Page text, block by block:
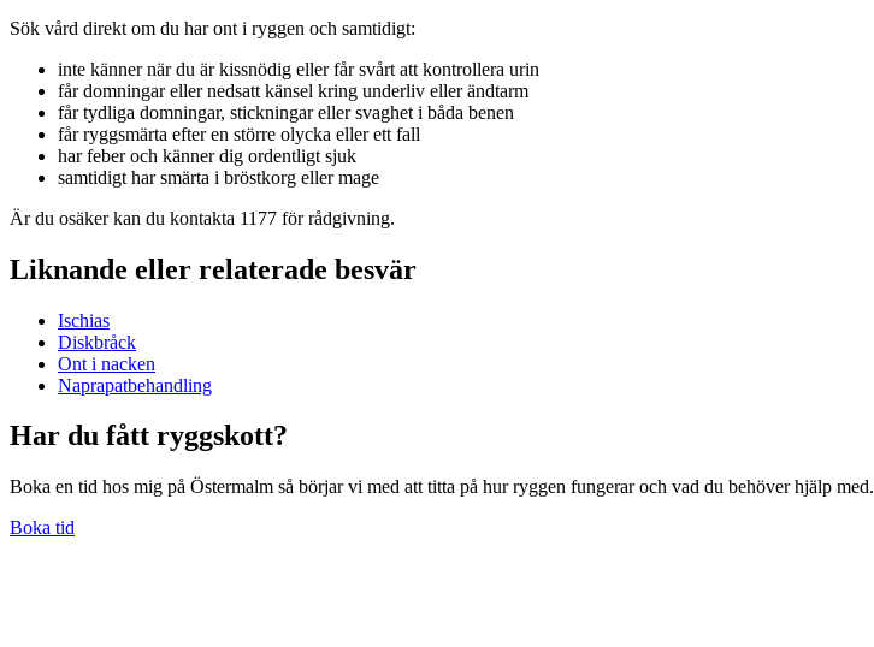
Sök vård direkt om du har ont i ryggen och samtidigt:
inte känner när du är kissnödig eller får svårt att kontrollera urin
får domningar eller nedsatt känsel kring underliv eller ändtarm
får tydliga domningar, stickningar eller svaghet i båda benen
får ryggsmärta efter en större olycka eller ett fall
har feber och känner dig ordentligt sjuk
samtidigt har smärta i bröstkorg eller mage
Är du osäker kan du kontakta 1177 för rådgivning.
Liknande eller relaterade besvär
Ischias
Diskbråck
Ont i nacken
Naprapatbehandling
Har du fått ryggskott?
Boka en tid hos mig på Östermalm så börjar vi med att titta på hur ryggen fungerar och vad du behöver hjälp med.
Boka tid